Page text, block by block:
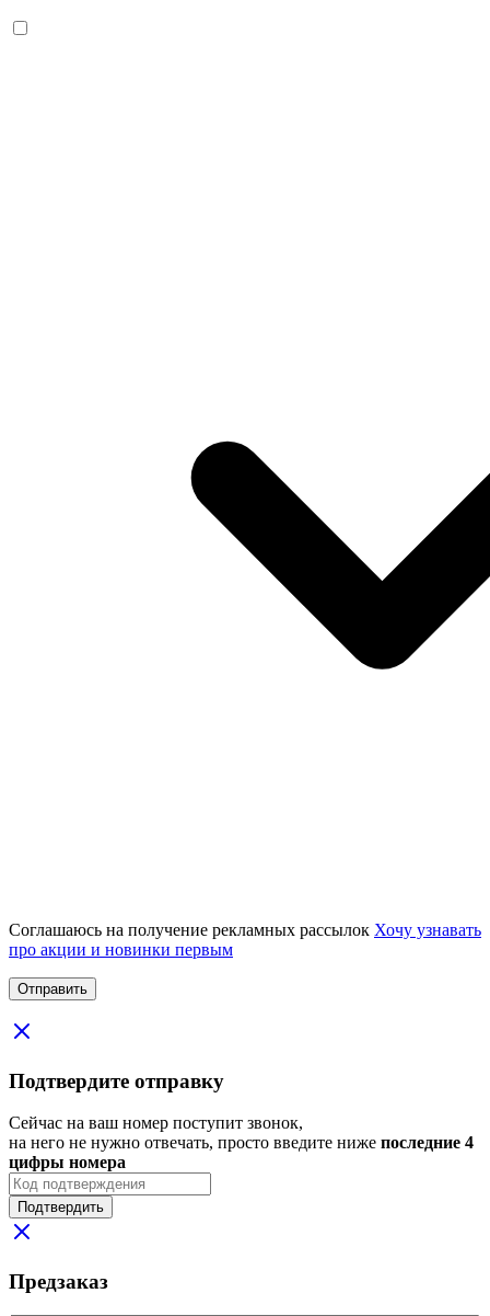
Соглашаюсь на получение рекламных рассылок Хочу узнавать
про акции и новинки первым
Подтвердите отправку
Сейчас на ваш номер поступит звонок,
на него не нужно отвечать, просто введите ниже последние 4
цифры номера
Подтвердить
Предзаказ